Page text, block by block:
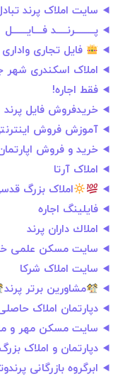
سایت املاک پرند
پـــــــــرنـــــد فــــایـــــــل
فایل تجاری
املاک اسکندری شهر
فقط اجاره!
خريدفروش فايل پرند
آموزش فروش
خرید و فروش
املاک آرتا
املاک بزرگ
فایلینگ اجاره
املاك داران پرند
سایت مسکن علمی خرید
سایت املاک شرکا
مشاورین برتر پرند
دپارتمان املاک
سایت مسکن مهر و
️دپارتمان و املاک
ابرگروه بازرگانی